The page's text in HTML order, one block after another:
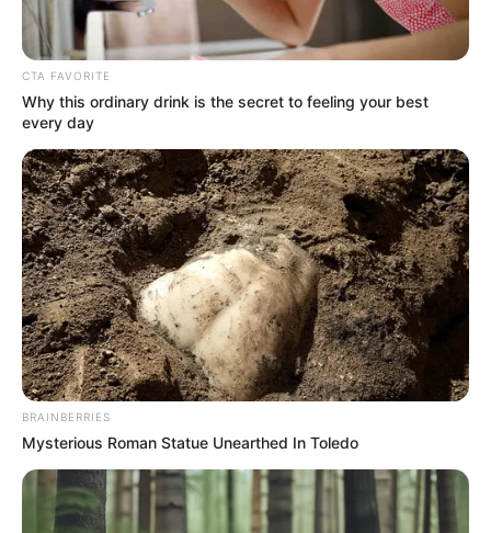
CTA FAVORITE
Why this ordinary drink is the secret to feeling your best
every day
BRAINBERRIES
Mysterious Roman Statue Unearthed In Toledo